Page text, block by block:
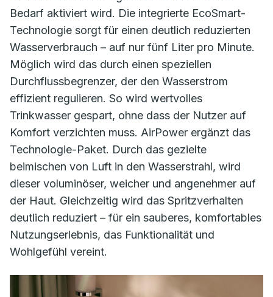
Bedarf aktiviert wird. Die integrierte EcoSmart-
Technologie sorgt für einen deutlich reduzierten
Wasserverbrauch – auf nur fünf Liter pro Minute.
Möglich wird das durch einen speziellen
Durchflussbegrenzer, der den Wasserstrom
effizient regulieren. So wird wertvolles
Trinkwasser gespart, ohne dass der Nutzer auf
Komfort verzichten muss. AirPower ergänzt das
Technologie-Paket. Durch das gezielte
beimischen von Luft in den Wasserstrahl, wird
dieser voluminöser, weicher und angenehmer auf
der Haut. Gleichzeitig wird das Spritzverhalten
deutlich reduziert – für ein sauberes, komfortables
Nutzungserlebnis, das Funktionalität und
Wohlgefühl vereint.